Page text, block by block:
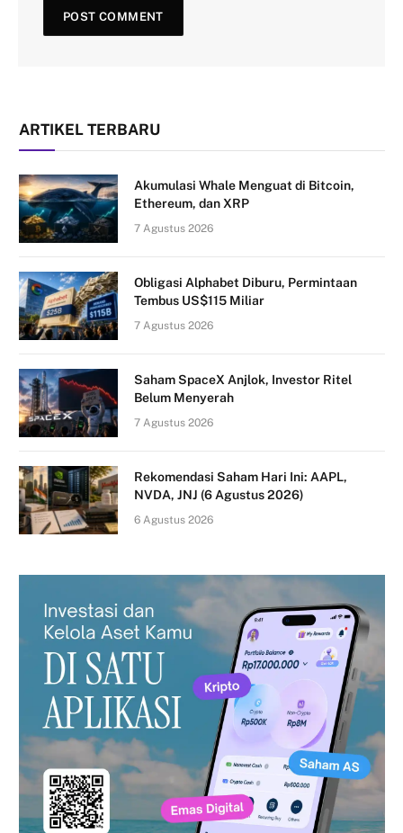
ARTIKEL TERBARU
Akumulasi Whale Menguat di Bitcoin,
Ethereum, dan XRP
7 Agustus 2026
Obligasi Alphabet Diburu, Permintaan
Tembus US$115 Miliar
7 Agustus 2026
Saham SpaceX Anjlok, Investor Ritel
Belum Menyerah
7 Agustus 2026
Rekomendasi Saham Hari Ini: AAPL,
NVDA, JNJ (6 Agustus 2026)
6 Agustus 2026